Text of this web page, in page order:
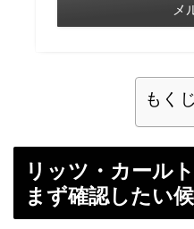
メ
もくじ
リッツ・カール
まず確認したい